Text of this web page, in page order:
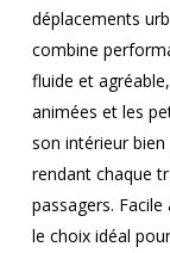
déplacements
combine
fluide et
animées et les
son intérieur
rendant chaque
passagers.
le choix idéal